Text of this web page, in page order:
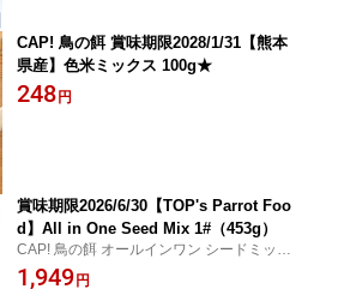
CAP! 鳥の餌 賞味期限2028/1/31【熊本
県産】色米ミックス 100g★
248円
賞味期限2026/6/30【TOP's Parrot Foo
d】All in One Seed Mix 1#（453g）
CAP! 鳥の餌 オールインワン シードミック
ス
1,949円